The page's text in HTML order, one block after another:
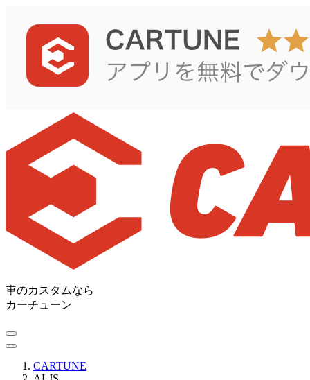
車のカスタムなら
カーチューン
CARTUNE